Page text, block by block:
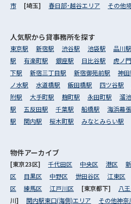
市
[埼玉] 春日部･越谷エリア その他
人気駅から貸事務所を探す
東京駅 新宿駅 渋谷駅 池袋駅 品川駅
駅
有楽町駅 銀座駅 日比谷駅 虎ノ
下駅
新宿三丁目駅 新宿御苑前駅 神
ノ水駅
水道橋駅 飯田橋駅 四ツ谷駅
附駅
大手町駅 麹町駅 永田町駅 溜
駅
五反田駅 千葉駅 船橋駅 海浜幕
駅
関内駅 桜木町駅 みなとみらい駅
物件アーカイブ
[東京23区] 千代田区 中央区 港区
区
目黒区 中野区 世田谷区 江東区
区
練馬区 江戸川区 [東京都下] 八
川] 関内駅東口(海側)エリア その他神奈